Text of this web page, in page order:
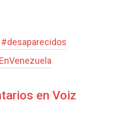
#desaparecidos
en Voiz